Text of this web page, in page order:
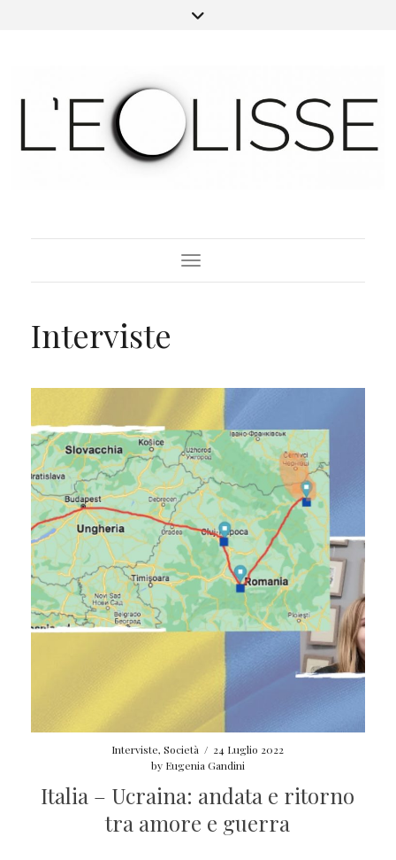
Toggle Navigation
Interviste
Interviste,Società / 24 Luglio 2022
by Eugenia Gandini
Italia – Ucraina: andata e ritorno
tra amore e guerra